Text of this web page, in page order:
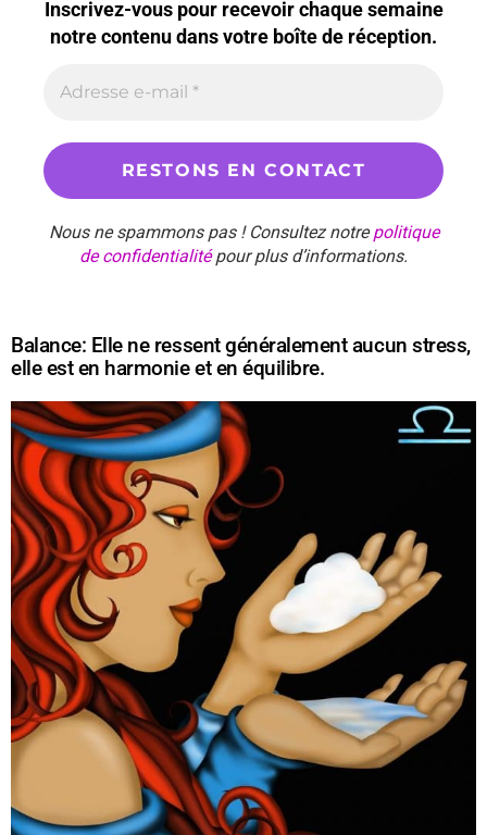
Inscrivez-vous pour recevoir chaque semaine
notre contenu dans votre boîte de réception.
Nous ne spammons pas ! Consultez notrepolitique
de confidentialitépour plus d’informations.
Balance: Elle ne ressent généralement aucun stress,
elle est en harmonie et en équilibre.